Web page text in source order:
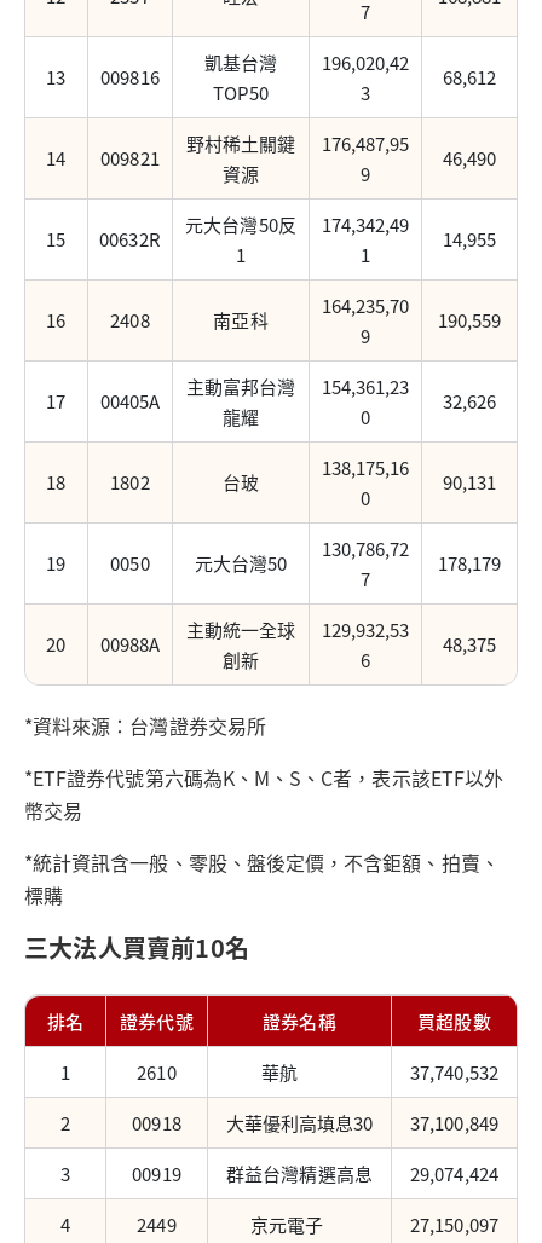
7
13 009816
凱基台灣
TOP50
196,020,42
3
68,612
14 009821
野村稀土關鍵
資源
176,487,95
9
46,490
15 00632R
元大台灣50反
1
174,342,49
1
14,955
16 2408 南亞科
164,235,70
9
190,559
17 00405A
主動富邦台灣
龍耀
154,361,23
0
32,626
18 1802 台玻
138,175,16
0
90,131
19 0050 元大台灣50
130,786,72
7
178,179
20 00988A
主動統一全球
創新
129,932,53
6
48,375
*資料來源：台灣證券交易所
*ETF證券代號第六碼為K、M、S、C者，表示該ETF以外
幣交易
*統計資訊含一般、零股、盤後定價，不含鉅額、拍賣、
標購
三大法人買賣前10名
排名 證券代號 證券名稱
買超股數
1
2610 華航
37,740,532
2
00918 大華優利高填息30
37,100,849
3
00919 群益台灣精選高息
29,074,424
4
2449 京元電子
27,150,097